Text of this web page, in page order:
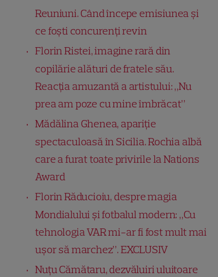
Reuniuni. Când începe emisiunea și
ce foști concurenți revin
Florin Ristei, imagine rară din
copilărie alături de fratele său.
Reacția amuzantă a artistului: „Nu
prea am poze cu mine îmbrăcat”
Mădălina Ghenea, apariție
spectaculoasă în Sicilia. Rochia albă
care a furat toate privirile la Nations
Award
Florin Răducioiu, despre magia
Mondialului și fotbalul modern: „Cu
tehnologia VAR mi-ar fi fost mult mai
ușor să marchez”. EXCLUSIV
Nuțu Cămătaru, dezvăluiri uluitoare